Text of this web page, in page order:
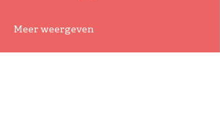
Meer weergeven